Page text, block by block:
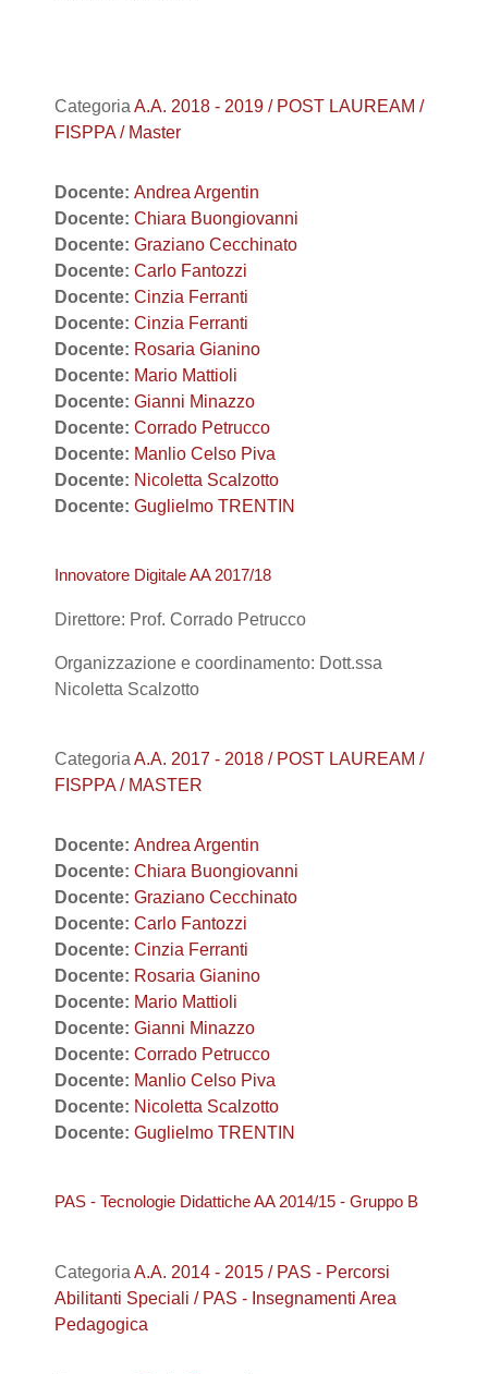
Categoria A.A. 2018 - 2019 / POST LAUREAM /
FISPPA / Master
Docente: Andrea Argentin
Docente: Chiara Buongiovanni
Docente: Graziano Cecchinato
Docente: Carlo Fantozzi
Docente: Cinzia Ferranti
Docente: Cinzia Ferranti
Docente: Rosaria Gianino
Docente: Mario Mattioli
Docente: Gianni Minazzo
Docente: Corrado Petrucco
Docente: Manlio Celso Piva
Docente: Nicoletta Scalzotto
Docente: Guglielmo TRENTIN
Innovatore Digitale AA 2017/18
Direttore: Prof. Corrado Petrucco
Organizzazione e coordinamento: Dott.ssa
Nicoletta Scalzotto
Categoria A.A. 2017 - 2018 / POST LAUREAM /
FISPPA / MASTER
Docente: Andrea Argentin
Docente: Chiara Buongiovanni
Docente: Graziano Cecchinato
Docente: Carlo Fantozzi
Docente: Cinzia Ferranti
Docente: Rosaria Gianino
Docente: Mario Mattioli
Docente: Gianni Minazzo
Docente: Corrado Petrucco
Docente: Manlio Celso Piva
Docente: Nicoletta Scalzotto
Docente: Guglielmo TRENTIN
PAS - Tecnologie Didattiche AA 2014/15 - Gruppo B
Categoria A.A. 2014 - 2015 / PAS - Percorsi
Abilitanti Speciali / PAS - Insegnamenti Area
Pedagogica